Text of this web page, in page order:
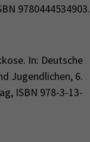
9780444534903.
In: Deutsche
Jugendlichen, 6.
ISBN 978-3-13-